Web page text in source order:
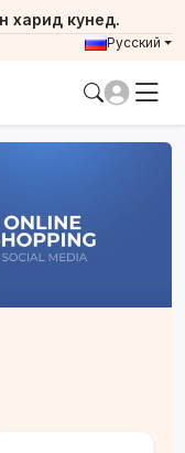
харид кунед.
Русский